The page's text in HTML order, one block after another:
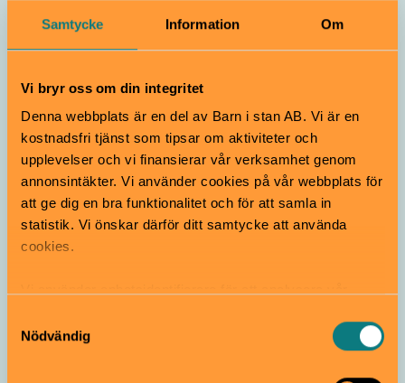
Samtycke Information Om
Vi bryr oss om din integritet
Denna webbplats är en del av Barn i stan AB. Vi är en
kostnadsfri tjänst som tipsar om aktiviteter och
upplevelser och vi finansierar vår verksamhet genom
annonsintäkter. Vi använder cookies på vår webbplats för
att ge dig en bra funktionalitet och för att samla in
statistik. Vi önskar därför ditt samtycke att använda
cookies.
samt tillhandahålla funktioner för sociala medier. Vi
vidarebefordrar även sådana identifierare och annan
information från din enhet till de sociala medier och
Nödvändig
Konst och design för barnfamiljen
Hitta aktiviteter på Kungsholmen för 9-